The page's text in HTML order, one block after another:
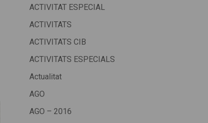
ACTIVITAT ESPECIAL
ACTIVITATS
ACTIVITATS CIB
ACTIVITATS ESPECIALS
Actualitat
AGO
AGO – 2016